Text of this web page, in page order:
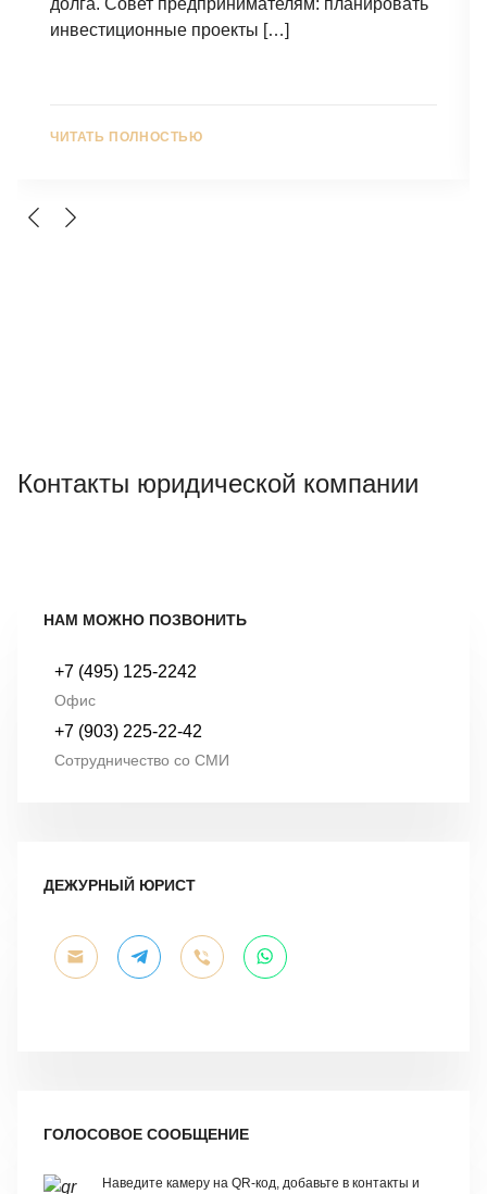
долга. Совет предпринимателям: планировать
инвестиционные проекты […]
ЧИТАТЬ ПОЛНОСТЬЮ
Контакты юридической компании
НАМ МОЖНО ПОЗВОНИТЬ
+7 (495) 125-2242
Офис
+7 (903) 225-22-42
Сотрудничество со СМИ
ДЕЖУРНЫЙ ЮРИСТ
ГОЛОСОВОЕ СООБЩЕНИЕ
Наведите камеру на QR-код, добавьте в контакты и